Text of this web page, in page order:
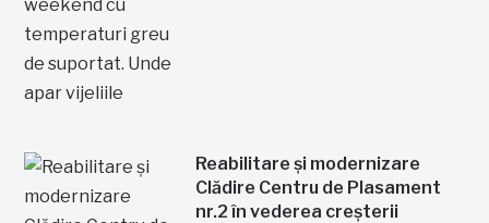
Reabilitare și modernizare
Clădire Centru de Plasament
nr.2 în vederea creșterii